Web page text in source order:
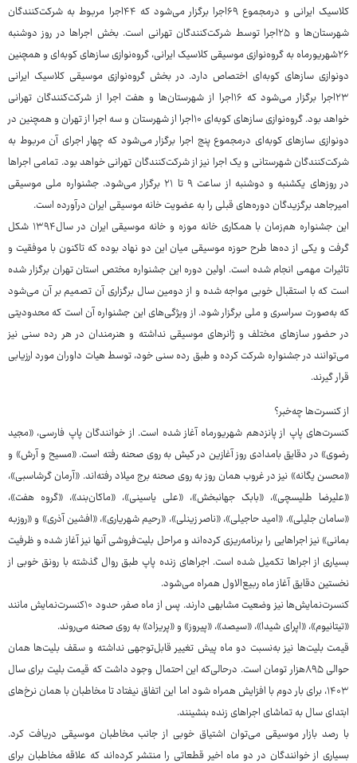
کلاسیک ایرانی و درمجموع ۶۹اجرا برگزار می‌شود که ۴۴اجرا مربوط به شرکت‌کنندگان
شهرستان‌ها و ۲۵اجرا توسط شرکت‌کنندگان تهرانی است. بخش اجراها در روز دوشنبه
۲۶شهریورماه به گروه‌نوازی موسیقی کلاسیک ایرانی، گروه‌نوازی سازهای کوبه‌ای و همچنین
دونوازی سازهای کوبه‌ای اختصاص دارد. در بخش گروه‌نوازی موسیقی کلاسیک ایرانی
۲۳اجرا برگزار می‌شود که ۱۶اجرا از شهرستان‌ها و هفت اجرا از شرکت‌کنندگان تهرانی
خواهد بود. گروه‌نوازی سازهای کوبه‌ای ۱۰اجرا از شهرستان و سه اجرا از تهران و همچنین در
دونوازی سازهای کوبه‌ای درمجموع پنج اجرا برگزار می‌شود که چهار اجرای آن مربوط به
شرکت‌کنندگان شهرستانی و یک اجرا نیز از شرکت‌کنندگان تهرانی خواهد بود. تمامی اجراها
در روزهای یکشنبه و دوشنبه از ساعت ۹ تا ۲۱ برگزار می‌شود. جشنواره ملی موسیقی
امیرجاهد برگزیدگان دوره‌های قبلی را به عضویت خانه موسیقی ایران درآورده است.
این جشنواره هم‌زمان با همکاری خانه موزه و خانه موسیقی ایران در سال۱۳۹۴ شکل
گرفت و یکی از ده‌ها طرح حوزه موسیقی میان این دو نهاد بوده که تاکنون با موفقیت و
تاثیرات مهمی انجام شده است. اولین دوره این جشنواره مختص استان تهران برگزار شده
است که با استقبال خوبی مواجه شده و از دومین سال برگزاری آن تصمیم بر آن می‌شود
که به‌صورت سراسری و ملی برگزار شود. از ویژگی‌های این جشنواره آن است که محدودیتی
در حضور سازهای مختلف و ژانرهای موسیقی نداشته و هنرمندان در هر رده سنی نیز
می‌توانند در جشنواره شرکت کرده و طبق رده سنی خود، توسط هیات داوران مورد ارزیابی
قرار گیرند.
از کنسرت‌ها چه‌خبر؟
کنسرت‌های پاپ از پانزدهم شهریورماه آغاز شده است. از خوانندگان پاپ فارسی، «مجید
رضوی» در دقایق بامدادی روز آغازین در کیش به روی صحنه رفته است. «مسیح و آرش» و
«محسن یگانه» نیز در غروب همان روز به روی صحنه برج میلاد رفته‌اند. «آرمان گرشاسبی»،
«علیرضا طلیسچی»، «بابک جهانبخش»، «علی یاسینی»، «ماکان‌بند»، «گروه هفت»،
«سامان جلیلی»، «امید حاجیلی»، «ناصر زینلی»، «رحیم شهریاری»، «افشین آذری» و «روزبه
بمانی» نیز اجراهایی را برنامه‌ریزی کرده‌اند و مراحل بلیت‌فروشی آنها نیز آغاز شده و ظرفیت
بسیاری از اجراها تکمیل شده است. اجراهای زنده پاپ طبق روال گذشته با رونق خوبی از
نخستین دقایق آغاز ماه ربیع‌الاول همراه می‌شود.
کنسرت‌نمایش‌ها نیز وضعیت مشابهی دارند. پس از ماه صفر، حدود ۱۰کنسرت‌نمایش مانند
«تیتانیوم»، «اپرای شیدا»، «سیصد»، «پیروز» و «پریزاد» به روی صحنه می‌روند.
قیمت بلیت‌ها نیز به‌نسبت دو ماه پیش تغییر قابل‌توجهی نداشته و سقف بلیت‌ها همان
حوالی ۸۹۵هزار تومان است. درحالی‌که این احتمال وجود داشت که قیمت بلیت برای سال
۱۴۰۳، برای بار دوم با افزایش همراه شود اما این اتفاق نیفتاد تا مخاطبان با همان نرخ‌های
ابتدای سال به تماشای اجراهای زنده بنشینند.
با رصد بازار موسیقی می‌توان اشتیاق خوبی از جانب مخاطبان موسیقی دریافت کرد.
بسیاری از خوانندگان در دو ماه اخیر قطعاتی را منتشر کرده‌اند که علاقه مخاطبان برای